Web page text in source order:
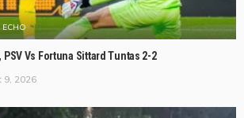
PSV Vs Fortuna Sittard Tuntas 2-2
9, 2026